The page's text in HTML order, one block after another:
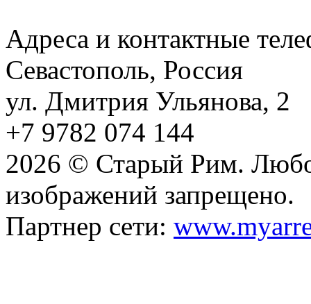
Адреса и контактные
Севастополь, Россия
ул. Дмитрия Ульянова, 2
+7 9782 074 144
2026 © Старый Рим.
изображений запрещено.
Партнер сети: